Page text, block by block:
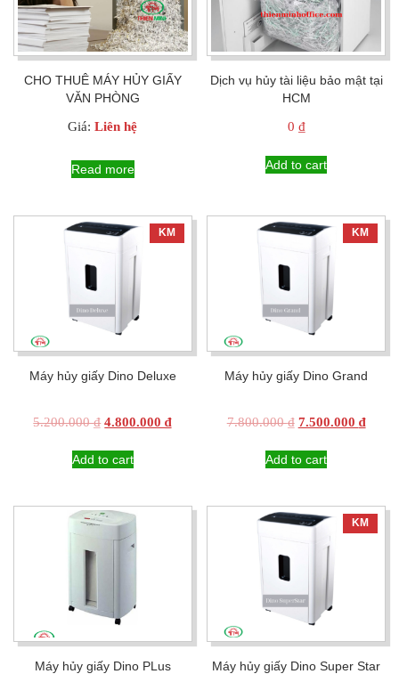
CHO THUÊ MÁY HỦY GIẤY
VĂN PHÒNG
Giá: Liên hệ
Read more
Dịch vụ hủy tài liệu bảo mật tại
HCM
0 ₫
Add to cart
KM
Máy hủy giấy Dino Deluxe
5.200.000₫ Original
was:
4.800.000₫Current
Add to cart
KM
Máy hủy giấy Dino Grand
7.800.000₫ Original
was:
7.500.000 ₫
Add to cart
Máy hủy giấy Dino PLus
KM
Máy hủy giấy Dino Super Star